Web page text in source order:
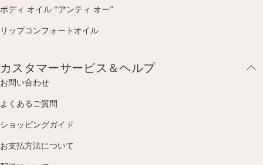
ボディ オイル “アンティ オー”
リップコンフォートオイル
カスタマーサービス＆ヘルプ
お問い合わせ
よくあるご質問
ショッピングガイド
お支払方法について